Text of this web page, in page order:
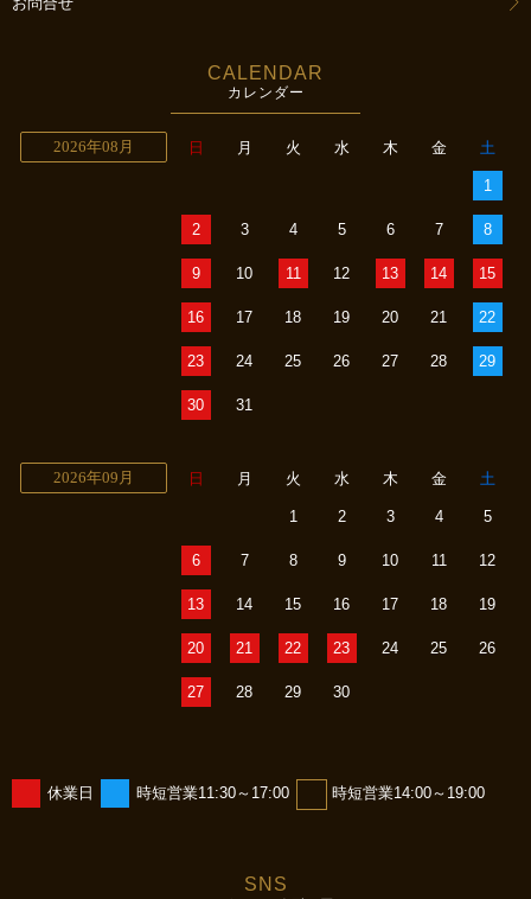
CALENDAR
カレンダー
2026年08月 日 月 火 水 木 金 土
1
2 3 4 5 6 7 8
9 10 11 12 13 14 15
16 17 18 19 20 21 22
23 24 25 26 27 28 29
30 31
2026年09月 日 月 火 水 木 金 土
1 2 3 4 5
6 7 8 9 10 11 12
13 14 15 16 17 18 19
20 21 22 23 24 25 26
27 28 29 30
休業日 時短営業11:30～17:00 時短営業14:00～19:00
SNS